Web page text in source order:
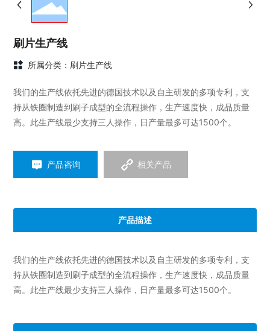
刷片生产线
所属分类： 刷片生产线
我们的生产线依托先进的德国技术以及自主研发的多项专利，支
持从铁圈制造到刷子成型的全流程操作，生产速度快，成品质量
高。此生产线最少支持三人操作，日产量最多可达1500个。
产品咨询 相关产品
产品描述
我们的生产线依托先进的德国技术以及自主研发的多项专利，支
持从铁圈制造到刷子成型的全流程操作，生产速度快，成品质量
高。此生产线最少支持三人操作，日产量最多可达1500个。